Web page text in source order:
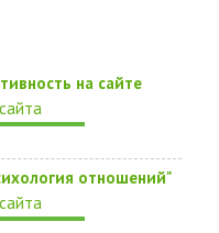
на сайте
отношений"